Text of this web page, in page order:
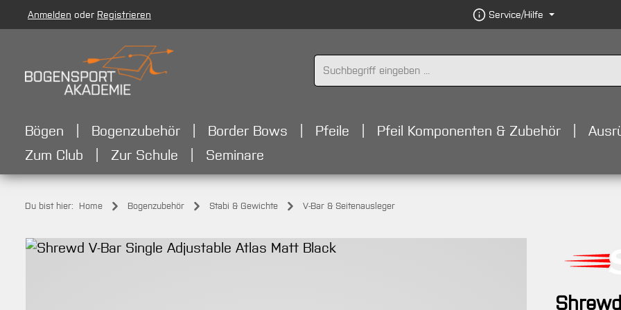
Hauptinhalt springen
Zur Suche springen
Zur Hauptnavigation springen
Anmelden oder Registrieren Service/Hilfe
Bögen Bogenzubehör Border Bows Pfeile Pfeil Komponenten & Zubehör
Zum Club
Zur Schule Seminare
Du bist hier: Home Bogenzubehör Stabi & Gewichte V-Bar & Seitenausleger
Bildergalerie überspringen